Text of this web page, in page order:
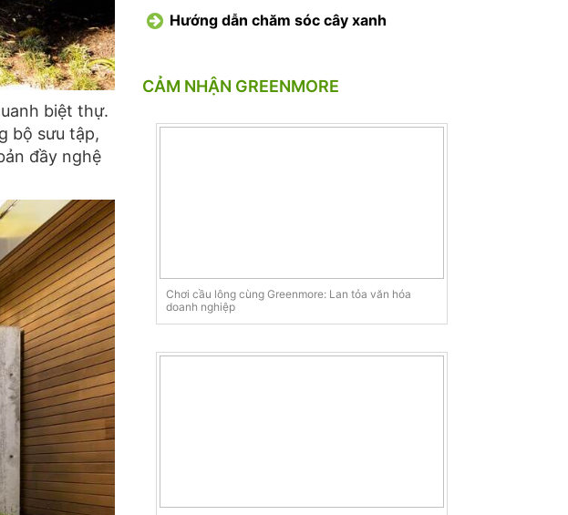
biệt thự.
bộ sưu tập,
đầy nghệ
Hướng dẫn chăm sóc cây xanh
CẢM NHẬN GREENMORE
Chơi cầu lông cùng Greenmore: Lan tỏa văn hóa
doanh nghiệp